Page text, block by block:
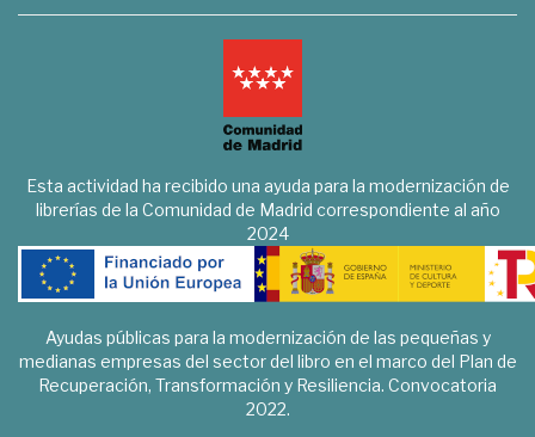
Esta actividad ha recibido una ayuda para la modernización de
librerías de la Comunidad de Madrid correspondiente al año
2024
Ayudas públicas para la modernización de las pequeñas y
medianas empresas del sector del libro en el marco del Plan de
Recuperación, Transformación y Resiliencia. Convocatoria
2022.